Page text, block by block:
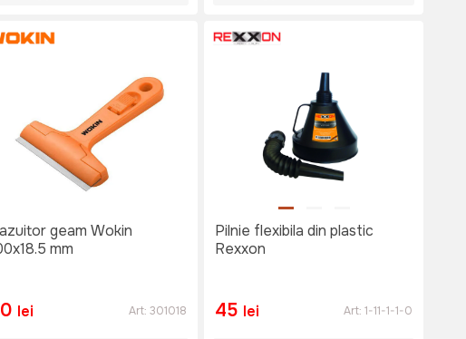
geam Wokin
mm
lei Art: 301018
Pilnie flexibila din plastic
Rexxon
45 lei Art: 1-11-1-1-0